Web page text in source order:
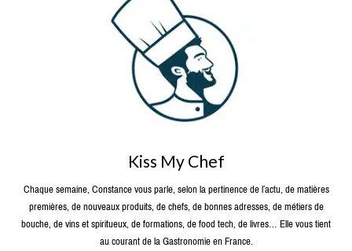
Kiss My Chef
Chaque semaine, Constance vous parle, selon la pertinence de l’actu, de matières
premières, de nouveaux produits, de chefs, de bonnes adresses, de métiers de
bouche, de vins et spiritueux, de formations, de food tech, de livres… Elle vous tient
au courant de la Gastronomie en France.